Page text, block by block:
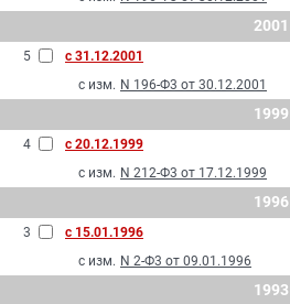
2001
5
с 31.12.2001
с изм. N 196-Ф3 от 30.12.2001
1999
4
с 20.12.1999
с изм. N 212-Ф3 от 17.12.1999
1996
3
с 15.01.1996
с изм. N 2-Ф3 от 09.01.1996
1993